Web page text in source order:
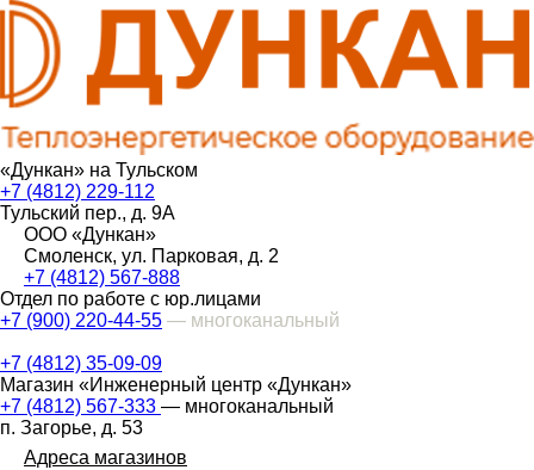
«Дункан» на Тульском
+7 (4812) 229-112
Тульский пер., д. 9А
ООО «Дункан»
Смоленск, ул. Парковая, д. 2
+7 (4812) 567-888
Отдел по работе с юр.лицами
+7 (900) 220-44-55 — многоканальный
+7 (4812) 35-09-09
Магазин «Инженерный центр «Дункан»
+7 (4812) 567-333 — многоканальный
п. Загорье, д. 53
Адреса магазинов